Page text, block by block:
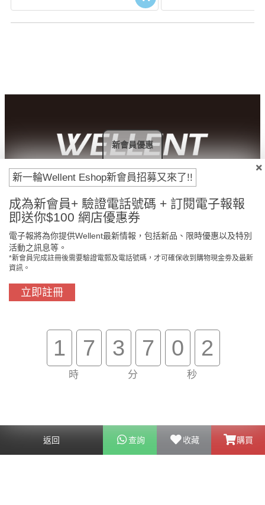
返回 查詢 收藏 購買
付款方法
買滿$800免費送貨 在線客服支援
客戶服務
新一輪Wellent Eshop新會員招募又來了!!
成為新會員+ 驗證電話號碼 + 訂閱電子報報
即送你$100 網店優惠券
電子報將為你提供Wellent最新情報，包括新品、限時優惠以及特別
活動之訊息等。
*新會員完成註冊後需要驗證電郵及電話號碼，才可確保收到購物現金劵及最新
資訊。
立即註冊
1 7
時
3 7
分
0 2
秒
新會員優惠